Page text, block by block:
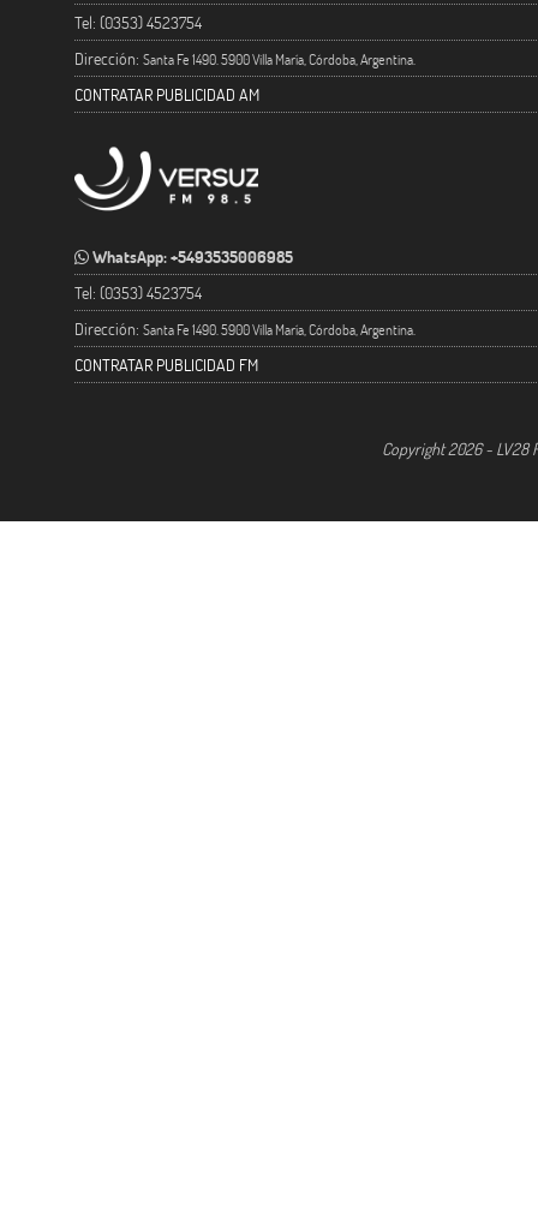
Tel: (0353) 4523754
Dirección: Santa Fe 1490. 5900 Villa María, Córdoba, Argentina.
CONTRATAR PUBLICIDAD AM
WhatsApp: +5493535006985
Tel: (0353) 4523754
Dirección: Santa Fe 1490. 5900 Villa María, Córdoba, Argentina.
CONTRATAR PUBLICIDAD FM
Copyright 2026 - LV28